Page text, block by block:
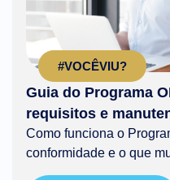
#VOCÊVIU?
Guia do Programa
requisitos e
Como funciona o
conformidade e o que